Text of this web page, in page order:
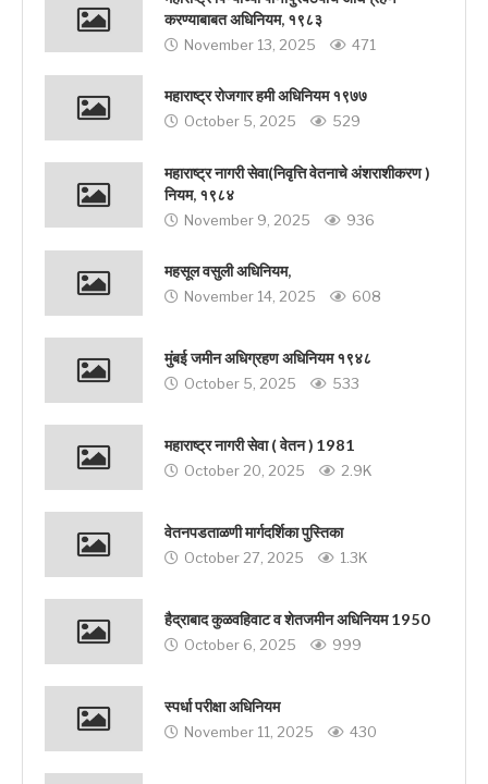
करण्याबाबत अधिनियम, १९८३
November 13, 2025 471
महाराष्ट्र रोजगार हमी अधिनियम १९७७
October 5, 2025 529
महाराष्ट्र नागरी सेवा(निवृत्ति वेतनाचे अंशराशीकरण )
नियम, १९८४
November 9, 2025 936
महसूल वसुली अधिनियम,
November 14, 2025 608
मुंबई जमीन अधिग्रहण अधिनियम १९४८
October 5, 2025 533
महाराष्ट्र नागरी सेवा ( वेतन ) 1981
October 20, 2025 2.9K
वेतनपडताळणी मार्गदर्शिका पुस्तिका
October 27, 2025 1.3K
हैद्राबाद कुळवहिवाट व शेतजमीन अधिनियम 1950
October 6, 2025 999
स्पर्धा परीक्षा अधिनियम
November 11, 2025 430